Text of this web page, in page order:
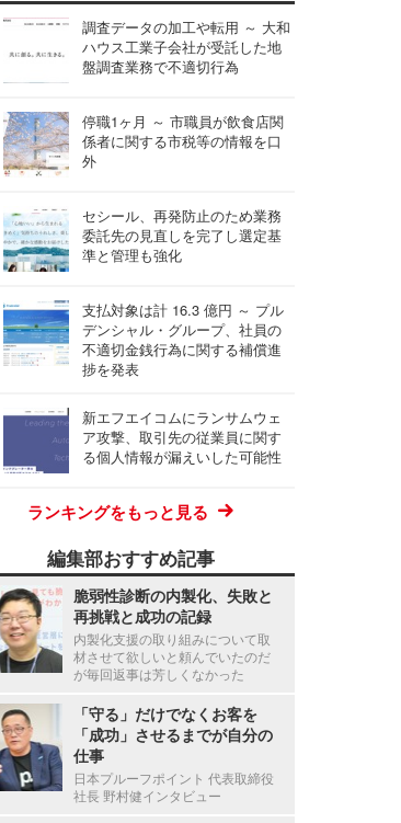
調査データの加工や転用 ～ 大和
ハウス工業子会社が受託した地
盤調査業務で不適切行為
停職1ヶ月 ～ 市職員が飲食店関
係者に関する市税等の情報を口
外
セシール、再発防止のため業務
委託先の見直しを完了し選定基
準と管理も強化
支払対象は計 16.3 億円 ～ プル
デンシャル・グループ、社員の
不適切金銭行為に関する補償進
捗を発表
新エフエイコムにランサムウェ
ア攻撃、取引先の従業員に関す
る個人情報が漏えいした可能性
ランキングをもっと見る
編集部おすすめ記事
脆弱性診断の内製化、失敗と
再挑戦と成功の記録
内製化支援の取り組みについて取
材させて欲しいと頼んでいたのだ
が毎回返事は芳しくなかった
「守る」だけでなくお客を
「成功」させるまでが自分の
仕事
日本プルーフポイント 代表取締役
社長 野村健インタビュー